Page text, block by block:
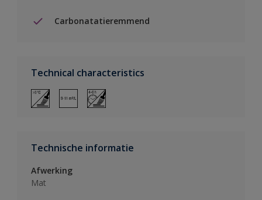
Carbonatatieremmend
Technical characteristics
Technische informatie
Afwerking
Mat